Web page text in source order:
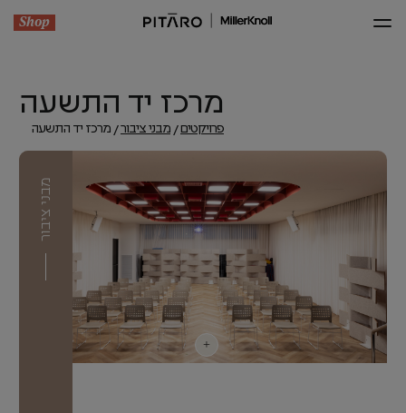
Shop
מרכז יד התשעה
פרויקטים מבני ציבור מרכז יד התשעה
מבני ציבור
+